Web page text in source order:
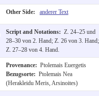
Other Side: anderer Text
Script and Notations: Z. 24–25 und
28–30 von 2. Hand; Z. 26 von 3. Hand;
Z. 27–28 von 4. Hand.
Provenance: Ptolemais Euergetis
Bezugsorte: Ptolemais Nea
(Herakleidu Meris, Arsinoites)